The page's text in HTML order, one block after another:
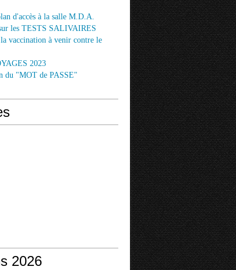
d'accès à la salle M.D.A.
les TESTS SALIVAIRES
vaccination à venir contre le
2023
du "MOT de PASSE"
2026